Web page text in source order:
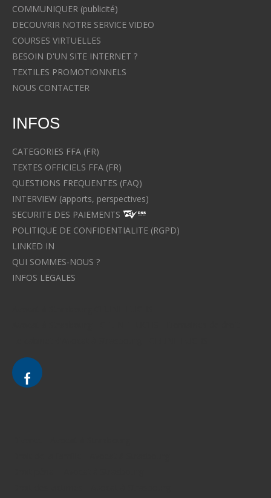
COMMUNIQUER (publicité)
DECOUVRIR NOTRE SERVICE VIDEO
COURSES VIRTUELLES
BESOIN D'UN SITE INTERNET ?
TEXTILES PROMOTIONNELS
NOUS CONTACTER
INFOS
CATEGORIES FFA (FR)
TEXTES OFFICIELS FFA (FR)
QUESTIONS FREQUENTES (FAQ)
INTERVIEW (apports, perspectives)
SECURITE DES PAIEMENTS
POLITIQUE DE CONFIDENTIALITE (RGPD)
LINKED IN
QUI SOMMES-NOUS ?
INFOS LEGALES